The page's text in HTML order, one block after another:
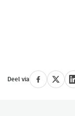
Deel via